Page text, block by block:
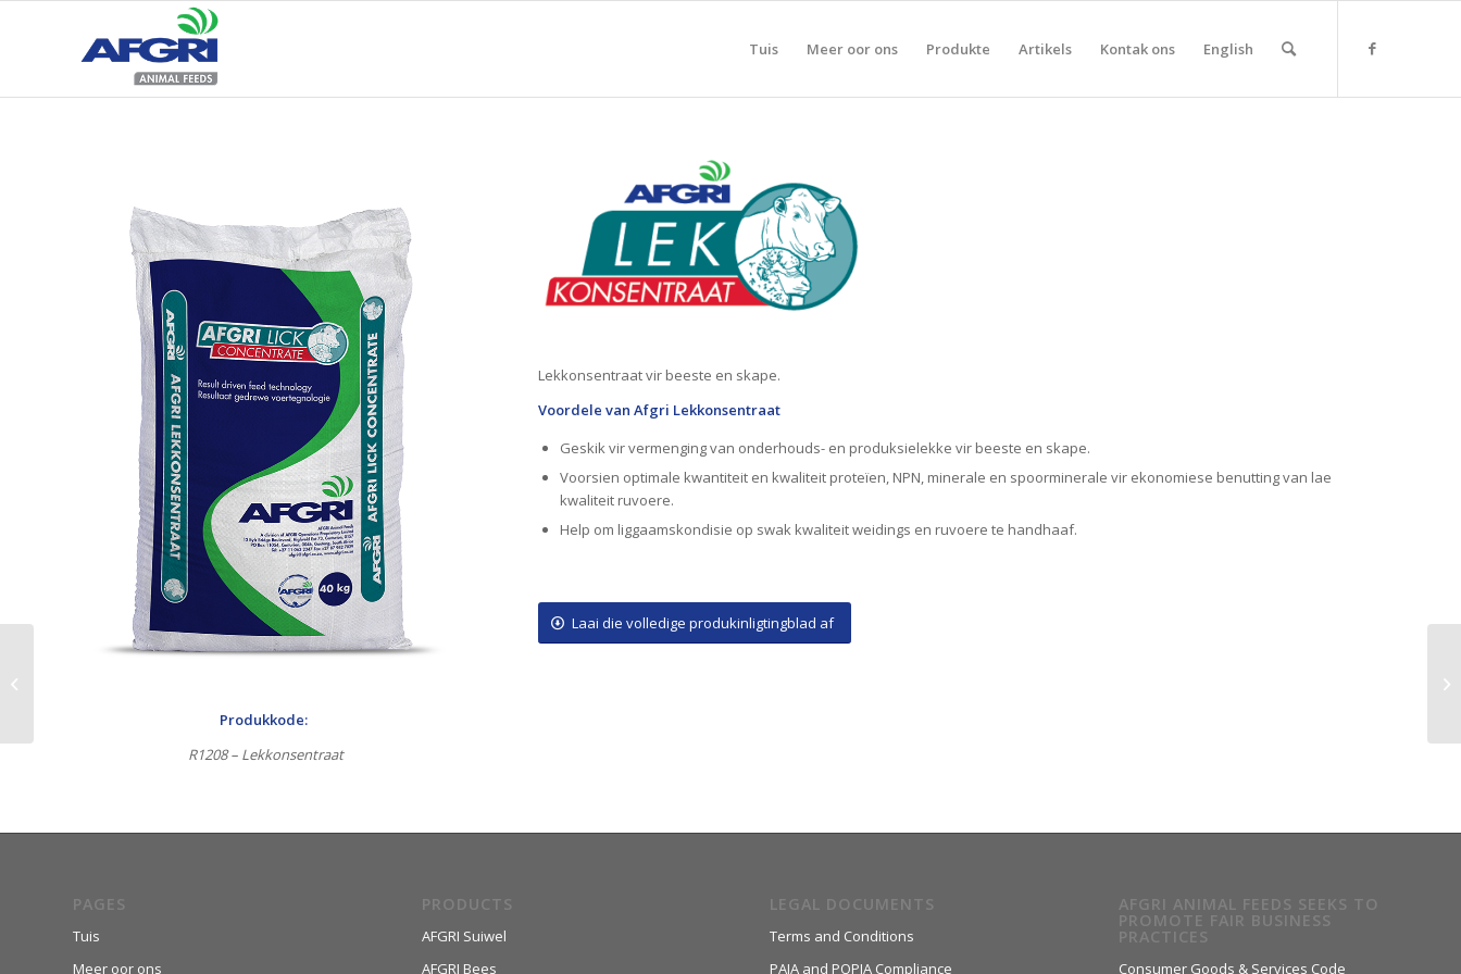
Tuis Meer oor ons Produkte Artikels Kontak ons English
Produkkode:
R1208 – Lekkonsentraat
Lekkonsentraat vir beeste en skape.
Voordele van Afgri Lekkonsentraat
Geskik vir vermenging van onderhouds- en produksielekke vir beeste en skape.
Voorsien optimale kwantiteit en kwaliteit proteïen, NPN, minerale en spoorminerale vir ekonomiese benutting van lae
kwaliteit ruvoere.
Help om liggaamskondisie op swak kwaliteit weidings en ruvoere te handhaaf.
Laai die volledige produkinligtingblad af
PAGES
Tuis
Meer oor ons
PRODUCTS
AFGRI Suiwel
AFGRI Bees
LEGAL DOCUMENTS
Terms and Conditions
PAIA and POPIA Compliance
AFGRI ANIMAL FEEDS SEEKS TO
PROMOTE FAIR BUSINESS
PRACTICES
Consumer Goods & Services Code